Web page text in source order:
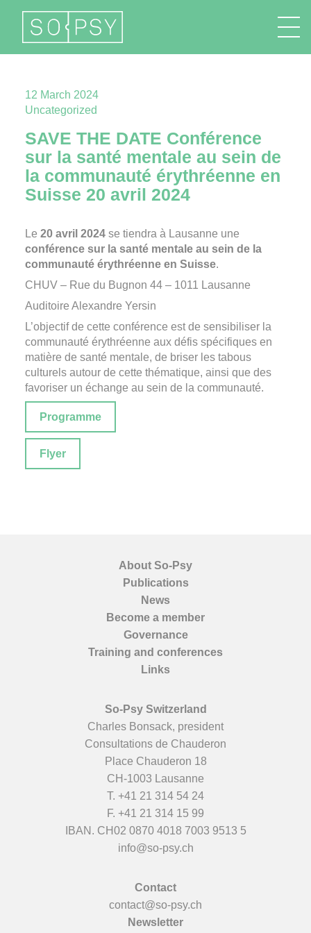
FR EN IT
12 March 2024
Uncategorized
SAVE THE DATE Conférence
sur la santé mentale au sein de
la communauté érythréenne en
Suisse 20 avril 2024
Le 20 avril 2024 se tiendra à Lausanne une
conférence sur la santé mentale au sein de la
communauté érythréenne en Suisse.
CHUV – Rue du Bugnon 44 – 1011 Lausanne
Auditoire Alexandre Yersin
L’objectif de cette conférence est de sensibiliser la
communauté érythréenne aux défis spécifiques en
matière de santé mentale, de briser les tabous
culturels autour de cette thématique, ainsi que des
favoriser un échange au sein de la communauté.
Programme
Flyer
About So-Psy
Publications
News
Become a member
Governance
Training and conferences
Links
So-Psy Switzerland
Charles Bonsack, president
Consultations de Chauderon
Place Chauderon 18
CH-1003 Lausanne
T. +41 21 314 54 24
F. +41 21 314 15 99
IBAN. CH02 0870 4018 7003 9513 5
info@so-psy.ch
Contact
contact@so-psy.ch
Newsletter